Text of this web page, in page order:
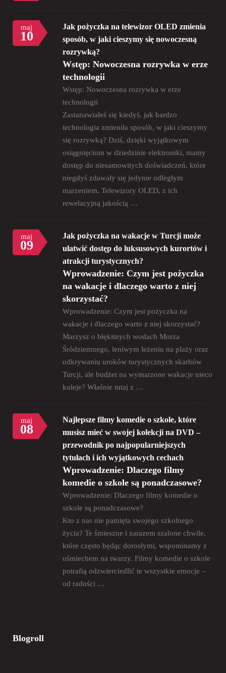
maj
10
Jak pożyczka na telewizor OLED zmienia
sposób, w jaki cieszymy się nowoczesną
rozrywką?
Wstęp: Nowoczesna rozrywka w erze
technologii
Wstęp: Nowoczesna rozrywka w erze
technologii
Zastanawiałeś się kiedyś, jak bardzo
technologia zmieniła sposób, w jaki cieszymy
się rozrywką? Dziś, dzięki wyjątkowym
osiągnięciom w dziedzinie elektroniki, mamy
dostęp do niesamowitych doświadczeń, które
niegdyś zdawały się jedynie odległym
marzeniem. Telewizory OLED, z ich
rewelacyjną jakością …
maj
09
Jak pożyczka na wakacje w Turcji może
ułatwić dostęp do luksusowych kurortów i
atrakcji turystycznych?
Wprowadzenie: Czym jest pożyczka
na wakacje i dlaczego warto z niej
skorzystać?
Wprowadzenie: Czym jest pożyczka na
wakacje i dlaczego warto z niej skorzystać?
Marzysz o błękitnych wodach Morza
Śródziemnego, leniwym leżeniu na plaży oraz
odkrywaniu uroków turystycznych skarbów
Turcji, ale budżet na wymarzone wakacje nieco
kuleje? Właśnie tutaj z …
maj
08
Najlepsze filmy komedie o szkole, które
musisz mieć w swojej kolekcji na DVD –
przewodnik po najpopularniejszych
tytułach i ich wyjątkowych cechach
Wprowadzenie: Dlaczego filmy
komedie o szkole są ponadczasowe?
Wprowadzenie: Dlaczego filmy komedie o
szkole są ponadczasowe?
Kto z nas nie pamięta swojego szkolnego
życia? Te śmieszne i zarazem szalone chwile,
które często będąc dorosłymi, wspominamy z
uśmiechem na twarzy. Filmy komedie o szkole
potrafią odzwierciedlić te wszystkie emocje –
od radości …
Blogroll